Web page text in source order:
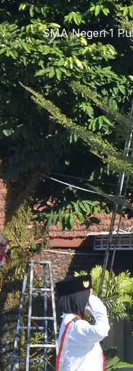
SMA Negeri 1